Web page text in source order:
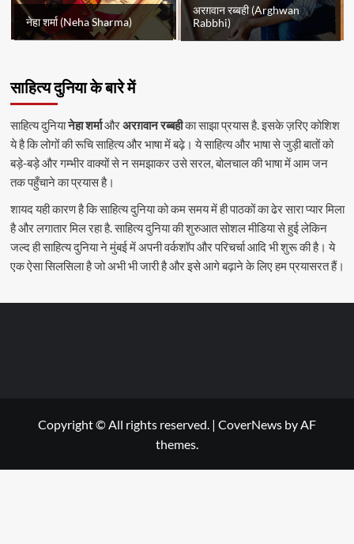
नेहा शर्मा (Neha Sharma)
अरग़वान रब्बही (Arghwan
Rabbhi)
साहित्य दुनिया के बारे में
साहित्य दुनियानेहा शर्माऔरअरग़वान रब्बहीका साझा प्रयास है. इसके ज़रिए कोशिश
ये है कि लोगों की रूचि साहित्य और भाषा में बढ़े। ये साहित्य और भाषा से जुड़ी बातों को
बड़े-बड़े और गम्भीर वाक्यों से न समझाकर उसे सरल, बोलचाल की भाषा में आम जन
तक पहुँचाने का प्रयास है।
शायद यही कारण है कि साहित्य दुनिया को कम समय में ही पाठकों का ढेर सारा प्यार मिला
है और लगातार मिल रहा है. साहित्य दुनिया की शुरुआत सोशल मीडिया से हुई लेकिन
जल्द ही साहित्य दुनिया ने मुंबई में अपनी वर्कशॉप और परिचर्चा आदि भी शुरू की है। ये
एक ऐसा सिलसिला है जो अभी भी जारी है और इसे आगे बढ़ाने के लिए हम प्रयासरत हैं।
Copyright © All rights reserved. | CoverNews by AF
themes.